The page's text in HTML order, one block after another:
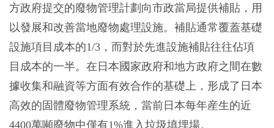
方政府提交的廢物管理計劃向市政當局提供補貼，用
以發展和改善當地廢物處理設施。補貼通常覆蓋基礎
設施項目成本的1/3，而對於先進設施補貼往往佔項
目成本的一半。在日本國家政府和地方政府之間在數
據收集和融資等方面有效合作的基礎上，形成了日本
高效的固體廢物管理系統，當前日本每年産生的近
4400萬噸廢物中僅有1%進入垃圾填埋場。